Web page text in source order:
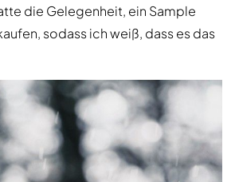
die Gelegenheit, ein Sample
sodass ich weiß, dass es das